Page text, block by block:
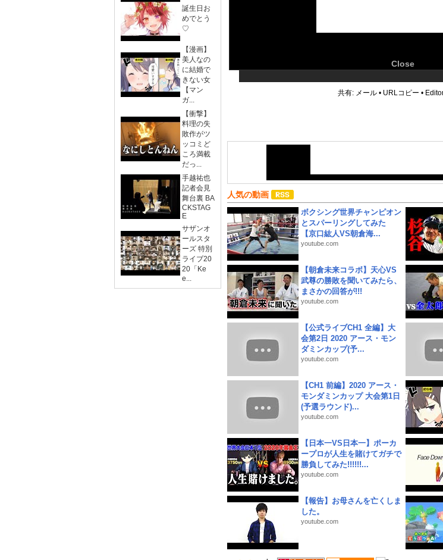
誕生日お
めでとう
♡
【漫画】
美人なの
に結婚で
きない女
【マン
ガ...
【衝撃】
料理の失
敗作がツ
ッコミど
ころ満載
だっ...
手越祐也
記者会見
舞台裏 BA
CKSTAG
E
サザンオ
ールスタ
ーズ 特別
ライブ20
20「Ke
e...
Close
共有: メール • URLコピー •
人気の動画
ボクシング世界チャンピオン
とスパーリングしてみた
【京口紘人VS朝倉海...
youtube.com
【朝倉未来コラボ】天心VS
武尊の勝敗を聞いてみたら、
まさかの回答が!!!
youtube.com
【公式ライブCH1 全編】大
会第2日 2020 アース・モン
ダミンカップ(予...
youtube.com
【CH1 前編】2020 アース・
モンダミンカップ 大会第1日
(予選ラウンド)...
youtube.com
【日本一VS日本一】ポーカ
ープロが人生を賭けてガチで
勝負してみた!!!!!!...
youtube.com
【報告】お母さんを亡くしま
した。
youtube.com